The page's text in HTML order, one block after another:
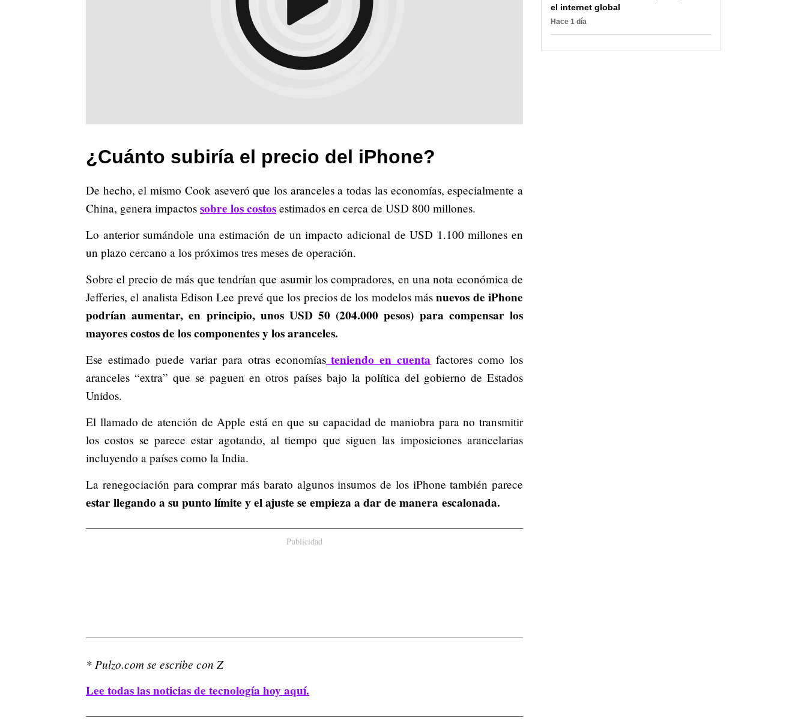
¿Cuánto subiría el precio del iPhone?
De hecho, el mismo Cook aseveró que los aranceles a todas las economías, especialmente a
China, genera impactos sobre los costos estimados en cerca de USD 800 millones.
Lo anterior sumándole una estimación de un impacto adicional de USD 1.100 millones en
un plazo cercano a los próximos tres meses de operación.
Sobre el precio de más que tendrían que asumir los compradores, en una nota económica de
Jefferies, el analista Edison Lee prevé que los precios de los modelos másnuevos de iPhone
podrían aumentar, en principio, unos USD 50 (204.000 pesos) para compensar los
mayores costos de los componentes y los aranceles.
Ese estimado puede variar para otras economíasteniendo en cuenta factores como los
aranceles “extra” que se paguen en otros países bajo la política del gobierno de Estados
Unidos.
El llamado de atención de Apple está en que su capacidad de maniobra para no transmitir
los costos se parece estar agotando, al tiempo que siguen las imposiciones arancelarias
incluyendo a países como la India.
La renegociación para comprar más barato algunos insumos de los iPhone también parece
estar llegando a su punto límite y el ajuste se empieza a dar de manera escalonada.
Publicidad
* Pulzo.com se escribe con Z
Lee todas las noticias de tecnología hoy aquí.
el internet global
Hace 1 día